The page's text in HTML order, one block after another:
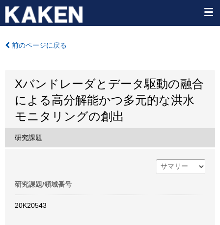
前のページに戻る
Xバンドレーダとデータ駆動の融合
による高分解能かつ多元的な洪水
モニタリングの創出
研究課題
研究課題/領域番号
20K20543